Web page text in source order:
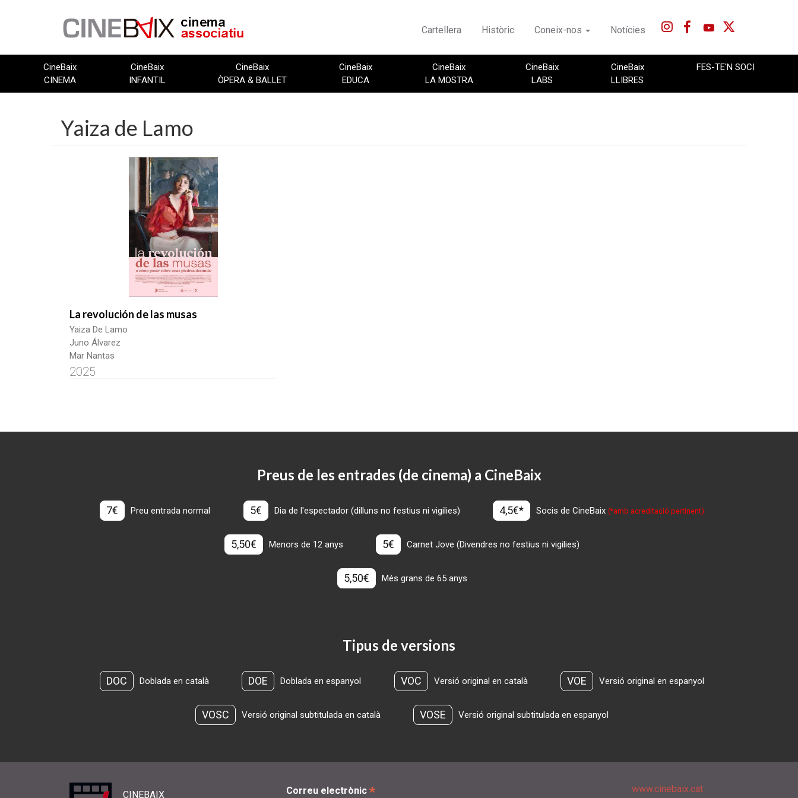
Cartellera Històric Coneix-nos Notícies
CineBaix
CINEMA
CineBaix
INFANTIL
CineBaix
ÒPERA & BALLET
CineBaix
EDUCA
CineBaix
LA MOSTRA
CineBaix
LABS
CineBaix
LLIBRES
FES-TE'N SOCI
Yaiza de Lamo
La revolución de las musas
Yaiza De Lamo
Juno Álvarez
Mar Nantas
2025
Preus de les entrades (de cinema) a CineBaix
7€ Preu entrada normal 5€ Dia de l'espectador (dilluns no festius ni vigilies) 4,5€* Socis de CineBaix(*amb acreditació pertinent)
5,50€ Menors de 12 anys 5€ Carnet Jove (Divendres no festius ni vigilies)
5,50€ Més grans de 65 anys
Tipus de versions
DOC Doblada en català DOE Doblada en espanyol VOC Versió original en català VOE Versió original en espanyol
VOSC Versió original subtitulada en català VOSE Versió original subtitulada en espanyol
CINEBAIX Correu electrònic *
www.cinebaix.cat